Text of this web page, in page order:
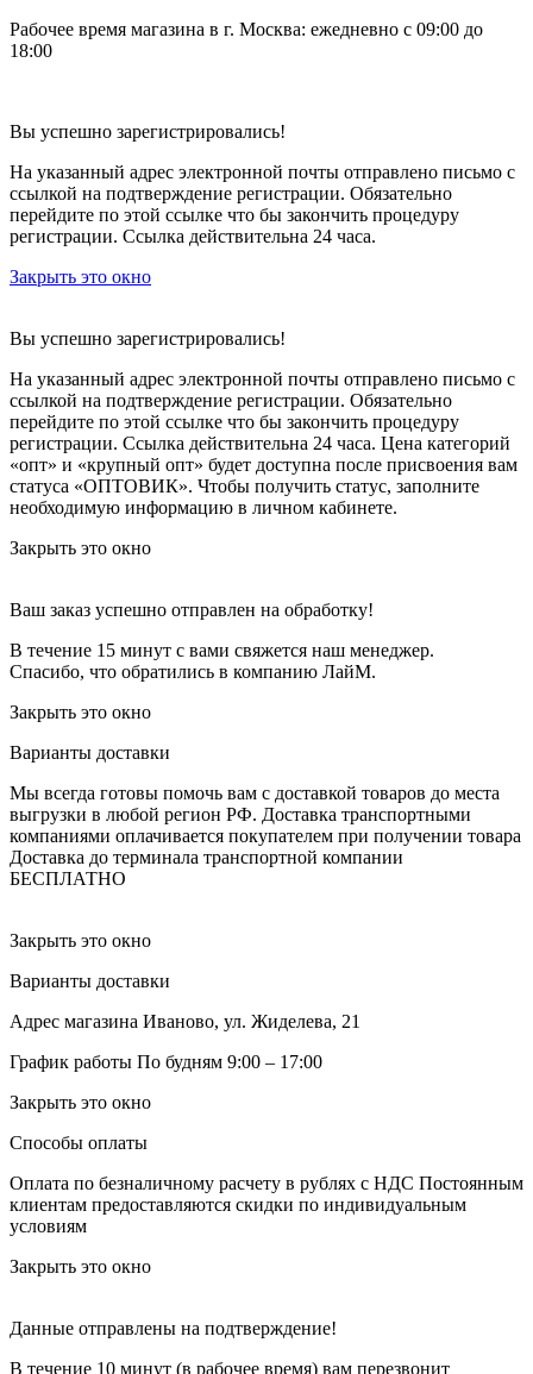
Рабочее время магазина в г. Москва: ежедневно с 09:00 до
18:00
Вы успешно зарегистрировались!
На указанный адрес электронной почты отправлено письмо с
ссылкой на подтверждение регистрации. Обязательно
перейдите по этой ссылке что бы закончить процедуру
регистрации. Ссылка действительна 24 часа.
Закрыть это окно
Вы успешно зарегистрировались!
На указанный адрес электронной почты отправлено письмо с
ссылкой на подтверждение регистрации. Обязательно
перейдите по этой ссылке что бы закончить процедуру
регистрации. Ссылка действительна 24 часа. Цена категорий
«опт» и «крупный опт» будет доступна после присвоения вам
статуса «ОПТОВИК». Чтобы получить статус, заполните
необходимую информацию в личном кабинете.
Закрыть это окно
Ваш заказ успешно отправлен на обработку!
В течение 15 минут с вами свяжется наш менеджер.
Спасибо, что обратились в компанию ЛайМ.
Закрыть это окно
Варианты доставки
Мы всегда готовы помочь вам с доставкой товаров до места
выгрузки в любой регион РФ. Доставка транспортными
компаниями оплачивается покупателем при получении товара
Доставка до терминала транспортной компании
БЕСПЛАТНО
Закрыть это окно
Варианты доставки
Адрес магазина Иваново, ул. Жиделева, 21
График работы По будням 9:00 – 17:00
Закрыть это окно
Способы оплаты
Оплата по безналичному расчету в рублях с НДС Постоянным
клиентам предоставляются скидки по индивидуальным
условиям
Закрыть это окно
Данные отправлены на подтверждение!
В течение 10 минут (в рабочее время) вам перезвонит